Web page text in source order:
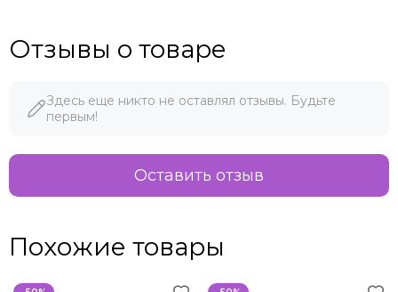
Отзывы о товаре
Здесь еще никто не оставлял отзывы. Будьте
первым!
Оставить отзыв
Похожие товары